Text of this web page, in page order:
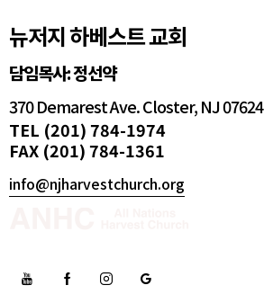
뉴저지 하베스트 교회
담임목사: 정선약
370 Demarest Ave. Closter, NJ 07624
TEL (201) 784-1974
FAX (201) 784-1361
info@njharvestchurch.org